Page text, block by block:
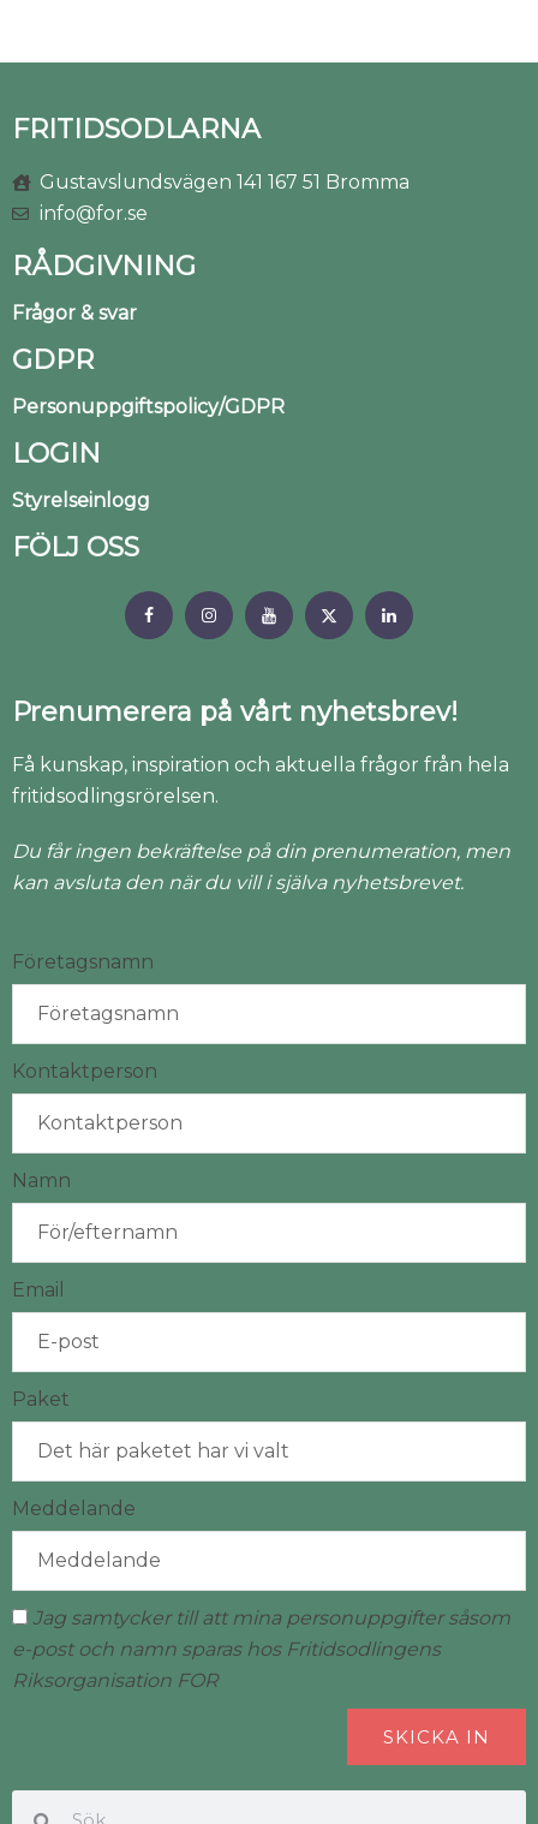
FRITIDSODLARNA
Gustavslundsvägen 141 167 51 Bromma
info@for.se
RÅDGIVNING
Frågor & svar
GDPR
Personuppgiftspolicy/GDPR
LOGIN
Styrelseinlogg
FÖLJ OSS
Prenumerera på vårt nyhetsbrev!
Få kunskap, inspiration och aktuella frågor från hela
fritidsodlingsrörelsen.
Du får ingen bekräftelse på din prenumeration, men
kan avsluta den när du vill i själva nyhetsbrevet.
Företagsnamn
Kontaktperson
Namn
Email
Paket
Meddelande
Jag samtycker till att mina personuppgifter såsom
e-post och namn sparas hos Fritidsodlingens
Riksorganisation FOR
SKICKA IN